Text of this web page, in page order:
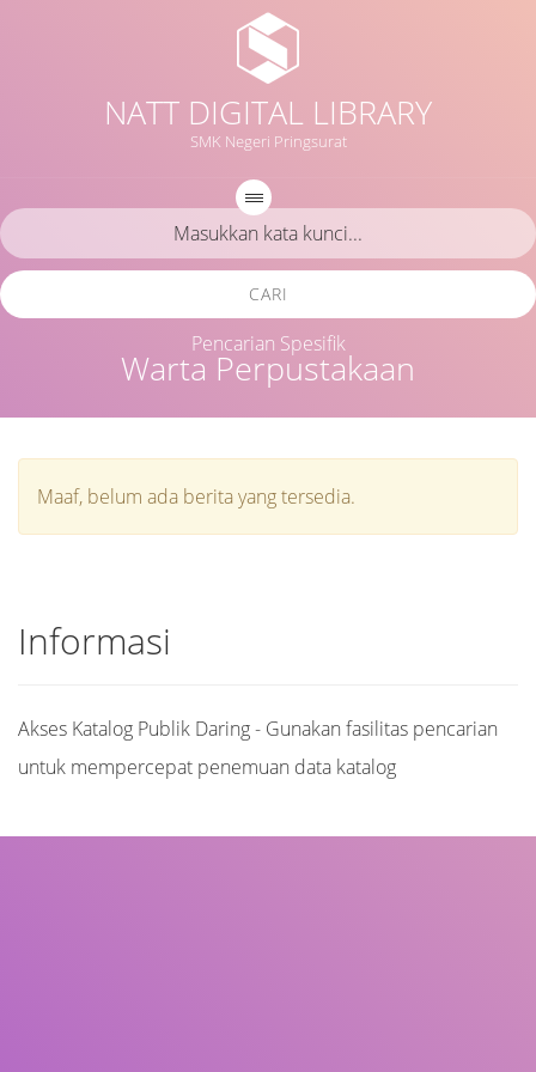
NATT DIGITAL LIBRARY
SMK Negeri Pringsurat
Warta Perpustakaan
CARI
Pencarian Spesifik
Maaf, belum ada berita yang tersedia.
Informasi
Akses Katalog Publik Daring - Gunakan fasilitas pencarian
untuk mempercepat penemuan data katalog